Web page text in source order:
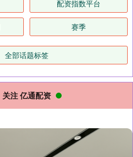
配资指数平台
赛季
全部话题标签
关注 亿通配资